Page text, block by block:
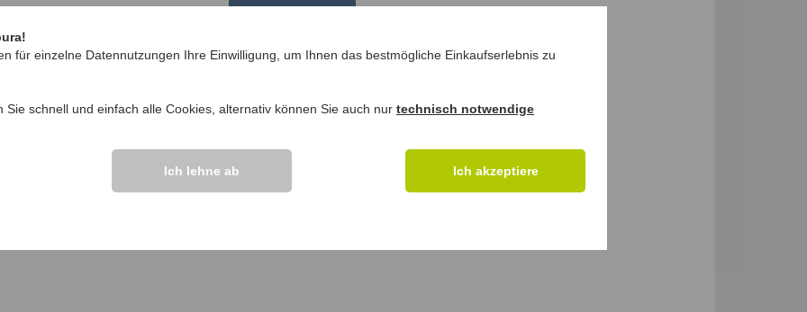
>>
für einzelne Datennutzungen Ihre Einwilligung, um Ihnen das bestmögliche Einkaufserlebnis zu
Sie schnell und einfach alle Cookies, alternativ können Sie auch nur technisch notwendige
Ich lehne ab Ich akzeptiere